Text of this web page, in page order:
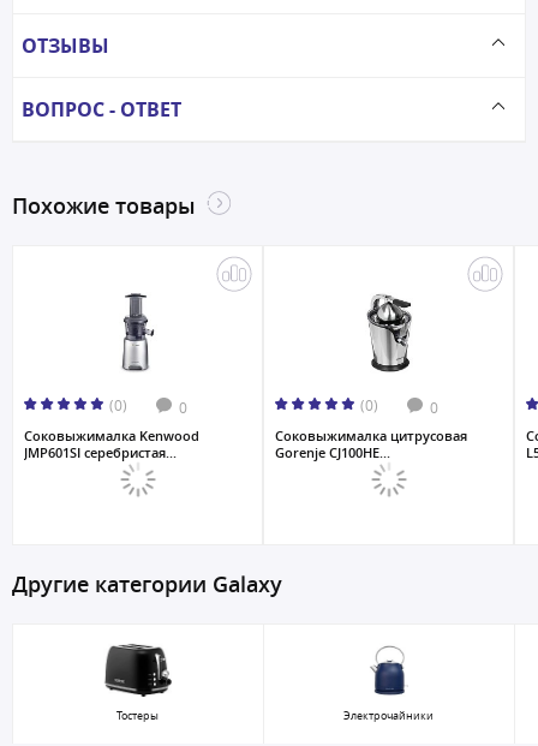
ОТЗЫВЫ
ВОПРОС - ОТВЕТ
Похожие товары
(0) 0
Соковыжималкa Kenwood
JMP601SI серебристая...
(0) 0
Соковыжималка цитрусовая
Gorenje CJ100HE...
Другие категории Galaxy
Тостеры Электрочайники